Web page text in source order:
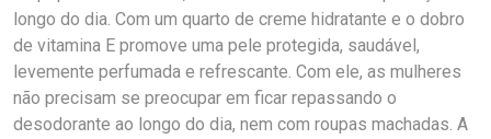
longo do dia. Com um quarto de creme hidratante e o dobro
de vitamina E promove uma pele protegida, saudável,
levemente perfumada e refrescante. Com ele, as mulheres
não precisam se preocupar em ficar repassando o
desodorante ao longo do dia, nem com roupas machadas. A